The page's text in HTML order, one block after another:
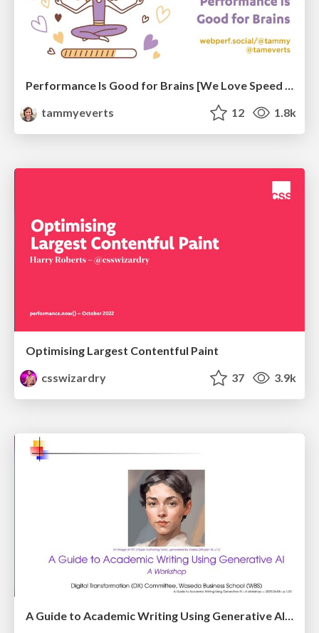
tammyeverts
12 1.8k
Optimising Largest Contentful Paint
csswizardry
37 3.9k
A Guide to Academic Writing Using Generative AI - A Workshop